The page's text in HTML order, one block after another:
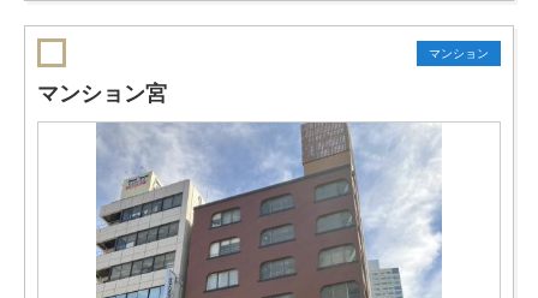
マンション
マンション宮